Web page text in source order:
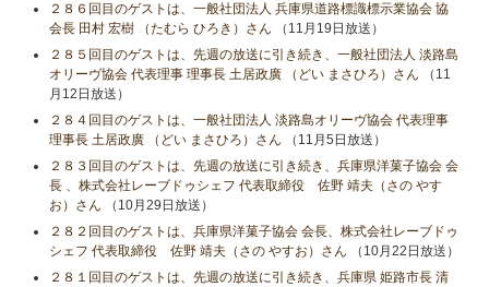
２８６回目のゲストは、一般社団法人 兵庫県道路標識標示業協会 協
会長 田村 宏樹 （たむら ひろき）さん （11月19日放送）
２８５回目のゲストは、先週の放送に引き続き、一般社団法人 淡路島
オリーヴ協会 代表理事 理事長 土居政廣 （どい まさひろ）さん （11
月12日放送）
２８４回目のゲストは、一般社団法人 淡路島オリーヴ協会 代表理事
理事長 土居政廣 （どい まさひろ）さん （11月5日放送）
２８３回目のゲストは、先週の放送に引き続き、兵庫県洋菓子協会 会
長 、株式会社レーブドゥシェフ 代表取締役 佐野 靖夫（さの やす
お）さん （10月29日放送）
２８２回目のゲストは、兵庫県洋菓子協会 会長、株式会社レーブドゥ
シェフ 代表取締役 佐野 靖夫（さの やすお）さん （10月22日放送）
２８１回目のゲストは、先週の放送に引き続き、兵庫県 姫路市長 清